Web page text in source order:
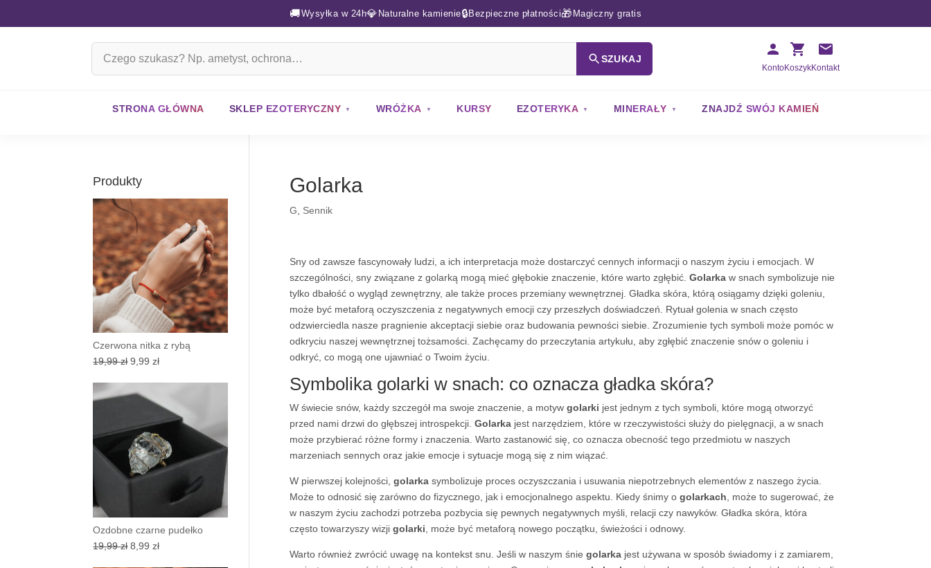
🚚Wysyłka w 24h💎 Naturalne kamienie🔒 Bezpieczne płatności🎁 Magiczny gratis
SZUKAJ
KontoKoszykKontakt
STRONA GŁÓWNA SKLEP EZOTERYCZNY WRÓŻKA KURSY EZOTERYKA MINERAŁY ZNAJDŹ SWÓJ KAMIEŃ
Golarka
G Sennik
Sny od zawsze fascynowały ludzi, a ich interpretacja może dostarczyć cennych informacji o naszym życiu i emocjach. W
szczególności, sny związane z golarką mogą mieć głębokie znaczenie, które warto zgłębić. Golarkaw snach symbolizuje nie
tylko dbałość o wygląd zewnętrzny, ale także proces przemiany wewnętrznej. Gładka skóra, którą osiągamy dzięki goleniu,
może być metaforą oczyszczenia z negatywnych emocji czy przeszłych doświadczeń. Rytuał golenia w snach często
odzwierciedla nasze pragnienie akceptacji siebie oraz budowania pewności siebie. Zrozumienie tych symboli może pomóc w
odkryciu naszej wewnętrznej tożsamości. Zachęcamy do przeczytania artykułu, aby zgłębić znaczenie snów o goleniu i
odkryć, co mogą one ujawniać o Twoim życiu.
Symbolika golarki w snach: co oznacza gładka skóra?
W świecie snów, każdy szczegół ma swoje znaczenie, a motyw golarki jest jednym z tych symboli, które mogą otworzyć
przed nami drzwi do głębszej introspekcji. Golarkajest narzędziem, które w rzeczywistości służy do pielęgnacji, a w snach
może przybierać różne formy i znaczenia. Warto zastanowić się, co oznacza obecność tego przedmiotu w naszych
marzeniach sennych oraz jakie emocje i sytuacje mogą się z nim wiązać.
W pierwszej kolejności, golarkasymbolizuje proces oczyszczania i usuwania niepotrzebnych elementów z naszego życia.
Może to odnosić się zarówno do fizycznego, jak i emocjonalnego aspektu. Kiedy śnimy o golarkach , może to sugerować, że
w naszym życiu zachodzi potrzeba pozbycia się pewnych negatywnych myśli, relacji czy nawyków. Gładka skóra, która
często towarzyszy wizji golarki , może być metaforą nowego początku, świeżości i odnowy.
Warto również zwrócić uwagę na kontekst snu. Jeśli w naszym śnie golarkajest używana w sposób świadomy i z zamiarem,
Produkty
Czerwona nitka z rybą
19,99zł Pierwotna
wynosiła:
19,99 zł.
9,99złAktualna
9,99 zł.
Ozdobne czarne pudełko
19,99zł Pierwotna
8,99złAktualna